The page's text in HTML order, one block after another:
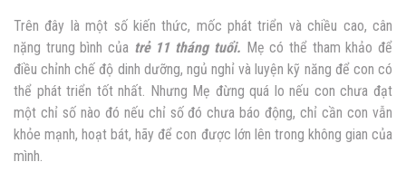
Trên đây là một số kiến thức, mốc phát triển và chiều cao, cân
nặng trung bình của trẻ 11 tháng tuổi. Mẹ có thể tham khảo để
điều chỉnh chế độ dinh dưỡng, ngủ nghỉ và luyện kỹ năng để con có
thể phát triển tốt nhất. Nhưng Mẹ đừng quá lo nếu con chưa đạt
một chỉ số nào đó nếu chỉ số đó chưa báo động, chỉ cần con vẫn
khỏe mạnh, hoạt bát, hãy để con được lớn lên trong không gian của
mình.